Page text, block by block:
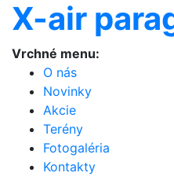
X-air
Vrchné menu:
O nás
Novinky
Akcie
Terény
Fotogaléria
Kontakty